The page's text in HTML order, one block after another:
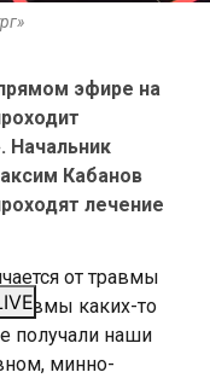
эфире на
Начальник
Кабанов
лечение
от травмы
каких-то
получали наши
минно-